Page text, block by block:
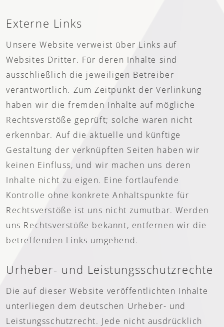
Externe Links
Unsere Website verweist über Links auf
Websites Dritter. Für deren Inhalte sind
ausschließlich die jeweiligen Betreiber
verantwortlich. Zum Zeitpunkt der Verlinkung
haben wir die fremden Inhalte auf mögliche
Rechtsverstöße geprüft; solche waren nicht
erkennbar. Auf die aktuelle und künftige
Gestaltung der verknüpften Seiten haben wir
keinen Einfluss, und wir machen uns deren
Inhalte nicht zu eigen. Eine fortlaufende
Kontrolle ohne konkrete Anhaltspunkte für
Rechtsverstöße ist uns nicht zumutbar. Werden
uns Rechtsverstöße bekannt, entfernen wir die
betreffenden Links umgehend.
Urheber- und Leistungsschutzrechte
Die auf dieser Website veröffentlichten Inhalte
unterliegen dem deutschen Urheber- und
Leistungsschutzrecht. Jede nicht ausdrücklich